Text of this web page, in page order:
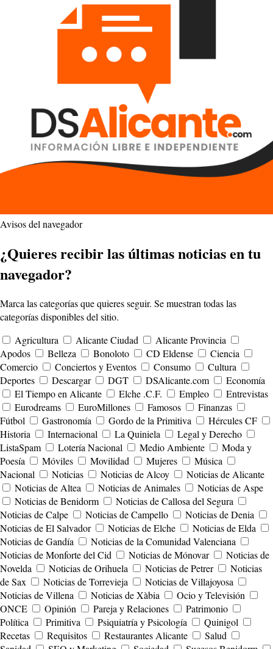
Avisos del navegador
¿Quieres recibir las últimas noticias en tu
navegador?
Marca las categorías que quieres seguir. Se muestran todas las
categorías disponibles del sitio.
Agricultura
Alicante Ciudad
Alicante Provincia
Apodos
Belleza Bonoloto CD Eldense
Ciencia
Comercio
Conciertos y Eventos Consumo
Cultura
Deportes
Descargar DGT DSAlicante.com
Economía
El Tiempo en Alicante
Elche .C.F. Empleo
Entrevistas
Eurodreams
EuroMillones Famosos
Finanzas
Fútbol
Gastronomía Gordo de la Primitiva
Hércules CF
Historia
Internacional La Quiniela
Legal y Derecho
ListaSpam
Lotería Nacional Medio Ambiente
Moda y
Poesía
Móviles Movilidad Mujeres
Música
Nacional
Noticias Noticias de Alcoy
Noticias de Alicante
Noticias de Altea
Noticias de Animales
Noticias de Aspe
Noticias de Benidorm
Noticias de Callosa del Segura
Noticias de Calpe
Noticias de Campello
Noticias de Denia
Noticias de El Salvador
Noticias de Elche
Noticias de Elda
Noticias de Gandía
Noticias de la Comunidad Valenciana
Noticias de Monforte del Cid
Noticias de Mónovar
Noticias de
Novelda
Noticias de Orihuela Noticias de Petrer
Noticias
de Sax
Noticias de Torrevieja
Noticias de Villajoyosa
Noticias de Villena
Noticias de Xàbia
Ocio y Televisión
ONCE
Opinión Pareja y Relaciones
Patrimonio
Política
Primitiva Psiquiatría y Psicología
Quinigol
Recetas
Requisitos Restaurantes Alicante
Salud